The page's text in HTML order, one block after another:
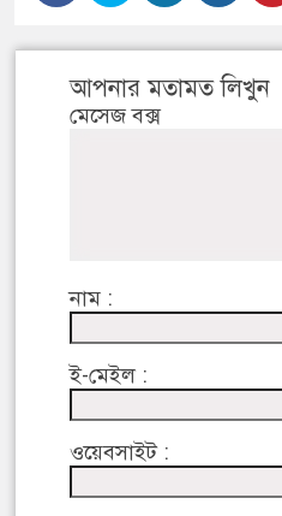
আপনার মতামত লিখুন
মেসেজ বক্স
নাম :
ই-মেইল :
ওয়েবসাইট :